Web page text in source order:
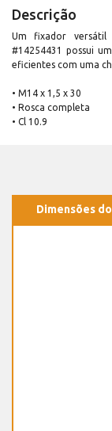
Descrição
Um fixador versátil
#14254431 possui
eficientes com uma
• M14 x 1,5 x 30
• Rosca completa
• Cl 10.9
Dimensões